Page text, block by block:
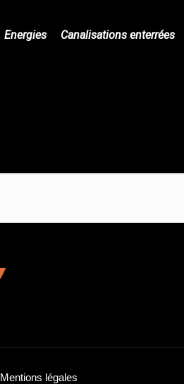
Energies Canalisations enterrées
Mentions légales